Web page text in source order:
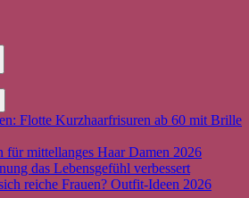
Flotte Kurzhaarfrisuren ab 60 mit Brille
für mittellanges Haar Damen 2026
das Lebensgefühl verbessert
reiche Frauen? Outfit-Ideen 2026